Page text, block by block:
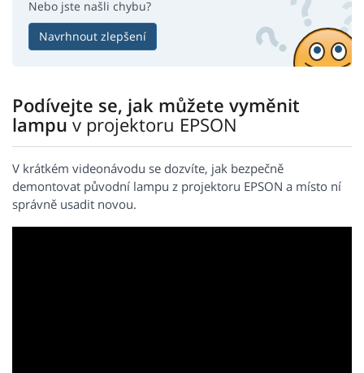
Nebo jste našli chybu?
Navrhnout zlepšení
Podívejte se, jak můžete vyměnit
lampuv projektoru EPSON
V krátkém videonávodu se dozvíte, jak bezpečně
demontovat původní lampu z projektoru EPSON a místo ní
správně usadit novou.